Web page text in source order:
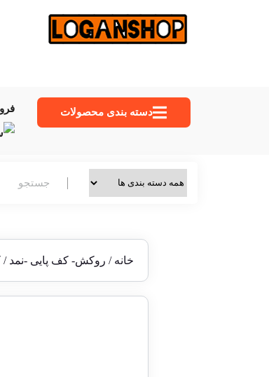
دسته‌ بندی محصولات
خانه / روکش- کف پایی -نمد /